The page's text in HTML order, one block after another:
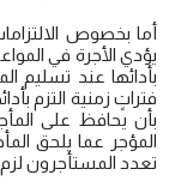
أما بخصوص
يؤدي الأجرة في
بأدائها عند تسليم
فتراتٍ زمنية التزم
بأن يحافظ على
المؤجر عما يلحق
تعدد المستأجرون